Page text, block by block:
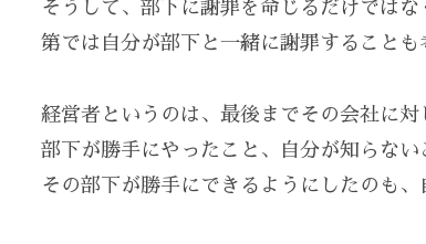
そうして、部下に謝罪を命じるだけでは
第では自分が部下と一緒に謝罪することも
経営者というのは、最後までその会社に対
部下が勝手にやったこと、自分が知らない
その部下が勝手にできるようにしたのも